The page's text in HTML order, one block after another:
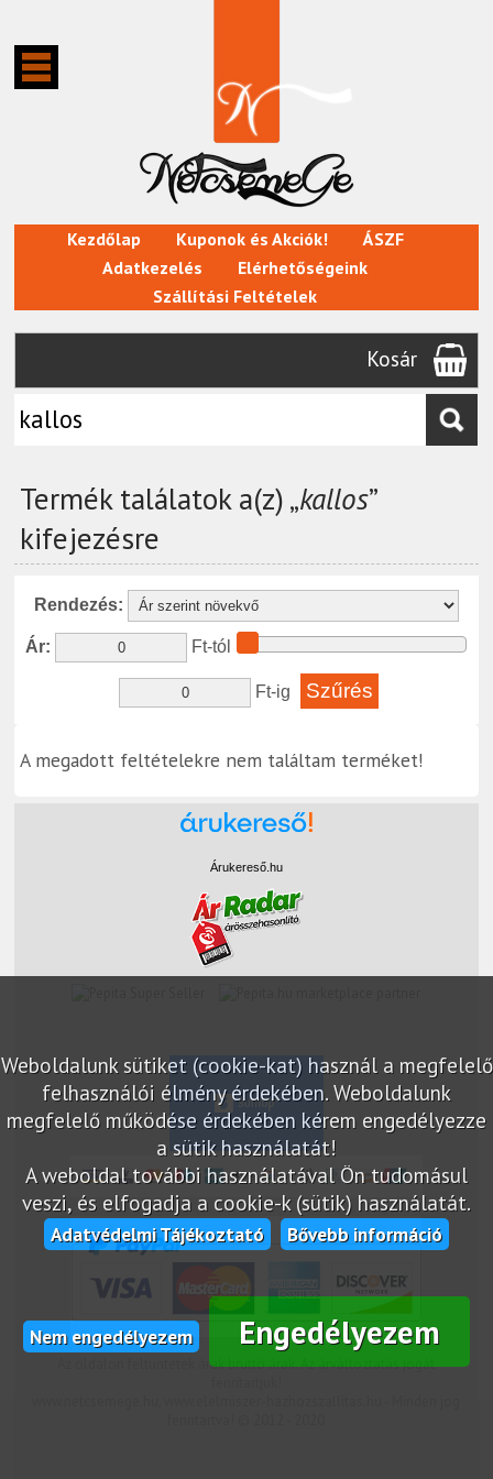
Kezdőlap Kuponok és Akciók!
ÁSZF
Adatkezelés
Elérhetőségeink
Szállítási Feltételek
Kosár
Termék találatok a(z) „kallos”
kifejezésre
Rendezés:
Ár: Ft-tól
Ft-ig
A megadott feltételekre nem találtam terméket!
Weboldalunk sütiket (cookie-kat) használ a megfelelő
felhasználói élmény érdekében. Weboldalunk
megfelelő működése érdekében kérem engedélyezze
a sütik használatát!
A weboldal további használatával Ön tudomásul
veszi, és elfogadja a cookie-k (sütik) használatát.
Adatvédelmi Tájékoztató Bővebb információ
Nem engedélyezem Engedélyezem
Árukereső.hu
Az oldalon feltüntetek árak bruttó árak. Az árváltoztatás jogát